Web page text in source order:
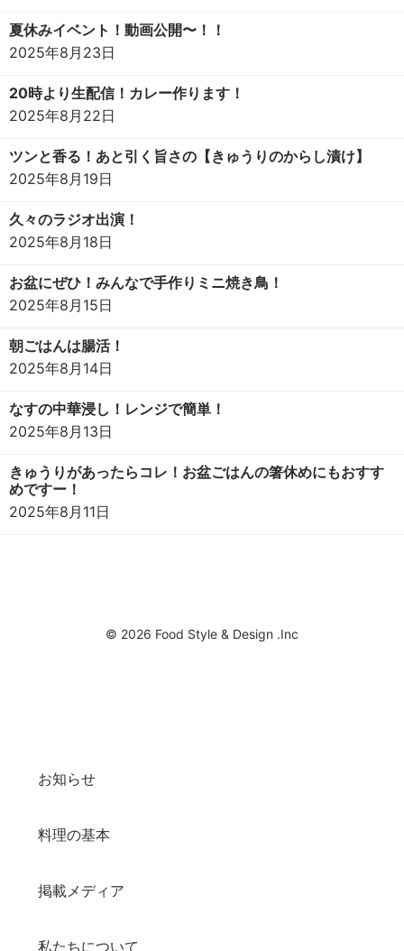
夏休みイベント！動画公開〜！！
2025年8月23日
20時より生配信！カレー作ります！
2025年8月22日
ツンと香る！あと引く旨さの【きゅうりのからし漬け】
2025年8月19日
久々のラジオ出演！
2025年8月18日
お盆にぜひ！みんなで手作りミニ焼き鳥！
2025年8月15日
朝ごはんは腸活！
2025年8月14日
なすの中華浸し！レンジで簡単！
2025年8月13日
きゅうりがあったらコレ！お盆ごはんの箸休めにもおすす
めですー！
2025年8月11日
© 2026 Food Style & Design .Inc
お知らせ
料理の基本
掲載メディア
私たちについて